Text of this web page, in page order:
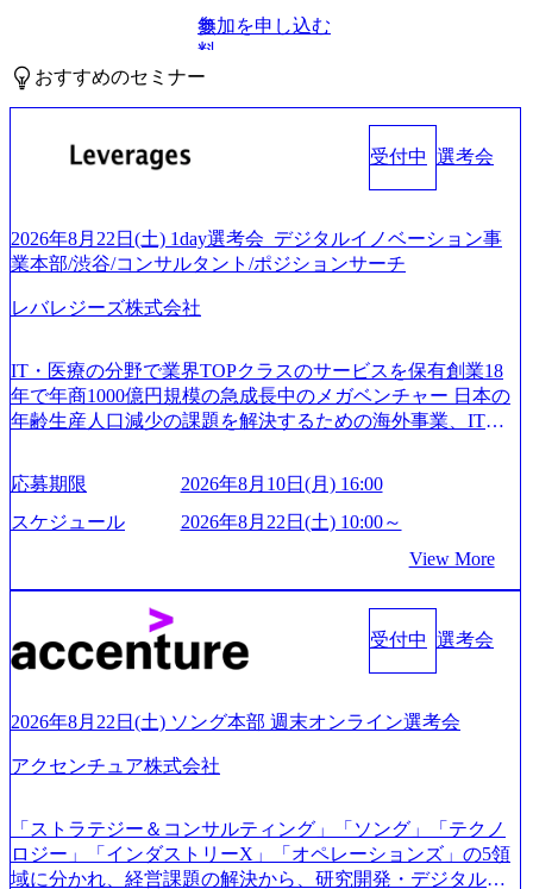
無
料
参加を申し込む
おすすめのセミナー
受付中 選考会
2026年8月22日(土) 1day選考会_デジタルイノベーション事
業本部/渋谷/コンサルタント/ポジションサーチ
レバレジーズ株式会社
IT・医療の分野で業界TOPクラスのサービスを保有創業18
年で年商1000億円規模の急成長中のメガベンチャー 日本の
年齢生産人口減少の課題を解決するための海外事業、IT事
以上の事業を展開する オールインハウスの組織体制をとっ
ており社内で新しい事業開発などの人員調達できる 独立資
本経営をとっており、事業創造の自由度が高い https://storag
s/20240925162633_7242d0de-3e54-4f03-b076-00318d5c0dff_120
0x644.webp レバレジーズ株式会社 会社説明資料 (https://spea
kerdeck.com/leverages/leverages-hui-she-shao-jie-zi-liao-zhong-tu-
cai-yong-xiang-ke) 「働く人」「事業・サービス」「カルチャ
ー」など、レバレジーズのリアルを取り上げています！ (htt
「外国人留学生等受入環境整備事業委託業務」を受託 (http
s://prtimes.jp/main/html/rd/p/000000612.000010591.html) レバレ
ジーズ、モチベーション管理システム「NALYSYS」リリー
m/@leveragesCh) レバレジーズで活躍するメンバー紹介！〜
管理職種編 〜 (https://www.youtube.com/watch?v=RETwZKac2
UI) レバレジーズで活躍するメンバー紹介！〜 営業職種編
応募期限
2026年8月10日(月) 16:00
スケジュール
2026年8月22日(土) 10:00～
View More
受付中 選考会
2026年8月22日(土) ソング本部 週末オンライン選考会
アクセンチュア株式会社
「ストラテジー＆コンサルティング」「ソング」「テクノ
ロジー」「インダストリーX」「オペレーションズ」の5領
域に分かれ、経営課題の解決から、研究開発・デジタル・